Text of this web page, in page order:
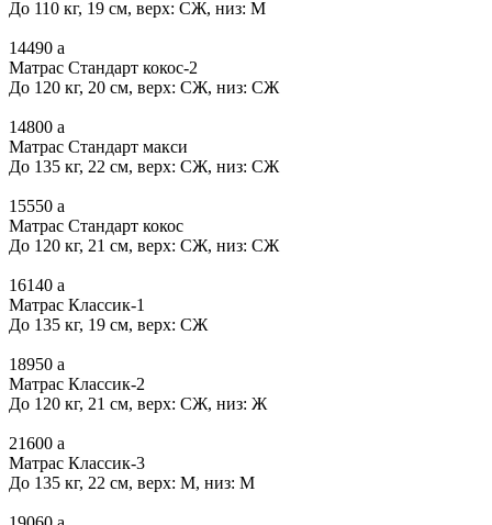
До 110 кг, 19 см, верх: СЖ, низ: М
14490 a
Матрас Стандарт кокос-2
До 120 кг, 20 см, верх: СЖ, низ: СЖ
14800 a
Матрас Стандарт макси
До 135 кг, 22 см, верх: СЖ, низ: СЖ
15550 a
Матрас Стандарт кокос
До 120 кг, 21 см, верх: СЖ, низ: СЖ
16140 a
Матрас Классик-1
До 135 кг, 19 см, верх: СЖ
18950 a
Матрас Классик-2
До 120 кг, 21 см, верх: СЖ, низ: Ж
21600 a
Матрас Классик-3
До 135 кг, 22 см, верх: М, низ: М